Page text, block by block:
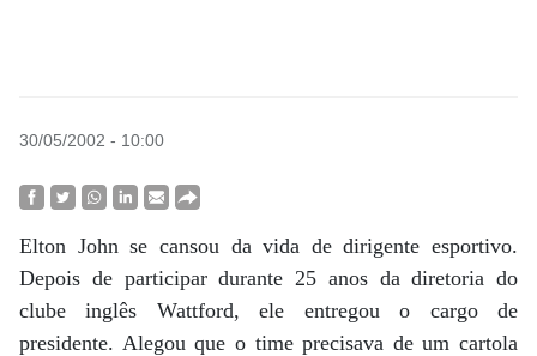
30/05/2002 - 10:00
Elton John se cansou da vida de dirigente esportivo.
Depois de participar durante 25 anos da diretoria do
clube inglês Wattford, ele entregou o cargo de
presidente. Alegou que o time precisava de um cartola